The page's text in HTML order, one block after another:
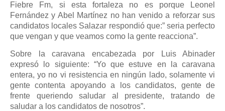
Fiebre Fm, si esta fortaleza no es porque Leonel
Fernández y Abel Martínez no han venido a reforzar sus
candidatos locales Salazar respondió que:” seria perfecto
que vengan y que veamos como la gente reacciona”.
Sobre la caravana encabezada por Luis Abinader
expresó lo siguiente: “Yo que estuve en la caravana
entera, yo no vi resistencia en ningún lado, solamente vi
gente contenta apoyando a los candidatos, gente de
frente queriendo saludar al presidente, tratando de
saludar a los candidatos de nosotros”.